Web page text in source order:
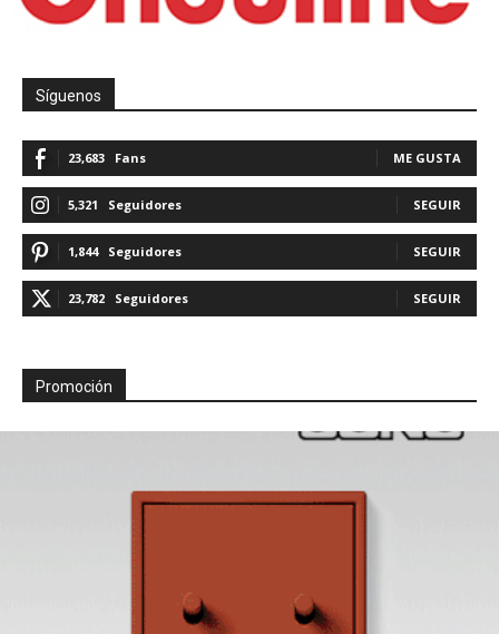
Síguenos
23,683 Fans ME GUSTA
5,321 Seguidores SEGUIR
1,844 Seguidores SEGUIR
23,782 Seguidores SEGUIR
Promoción